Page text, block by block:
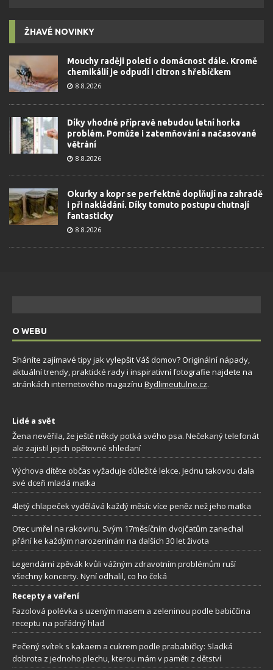
ŽHAVÉ NOVINKY
Mouchy raději poletí o domácnost dále. Kromě
chemikálií je odpudí i citron s hřebíčkem
8.8.2026
Díky vhodné přípravě nebudou letní horka
problém. Pomůže i zatemňování a načasované
větrání
8.8.2026
Okurky a kopr se perfektně doplňují na zahradě
i při nakládání. Díky tomuto postupu chutnají
fantasticky
8.8.2026
O WEBU
Sháníte zajímavé tipy jak vylepšit Váš domov? Originální nápady,
aktuální trendy, praktické rady i inspirativní fotografie najdete na
stránkách internetového magazínu Bydlimeutulne.cz.
Lidé a svět
Žena nevěřila, že ještě někdy potká svého psa. Nečekaný telefonát
ale zajistil jejich opětovné shledaní
Výchova dítěte občas vyžaduje důležité lekce. Jednu takovou dala
své dceři mladá matka
4letý chlapeček vydělává každý měsíc více peněz než jeho matka
Otec umřel na rakovinu. Svým 17měsíčním dvojčatům zanechal
přání ke každým narozeninám na dalších 30 let života
Legendární zpěvák kvůli vážným zdravotním problémům ruší
všechny koncerty. Nyní odhalil, co ho čeká
Recepty a vaření
Fazolová polévka s uzeným masem a zeleninou podle babiččina
receptu na pořádný hlad
Pečený svítek s kakaem a cukrem podle prababičky: Sladká
dobrota z jednoho plechu, kterou mám v paměti z dětství